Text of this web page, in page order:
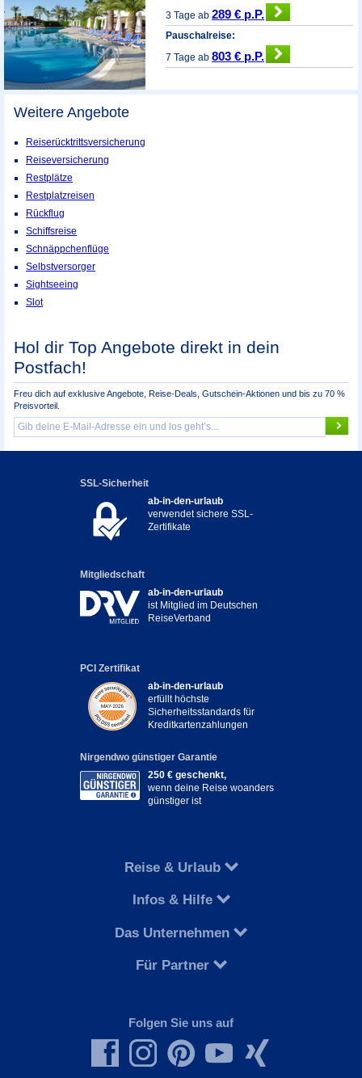
3 Tage ab289 € p.P.
Pauschalreise:
7 Tage ab803 € p.P.
Weitere Angebote
Reiserücktrittsversicherung
Reiseversicherung
Restplätze
Restplatzreisen
Rückflug
Schiffsreise
Schnäppchenflüge
Selbstversorger
Sightseeing
Slot
Hol dir Top Angebote direkt in dein
Postfach!
Freu dich auf exklusive Angebote, Reise-Deals, Gutschein-Aktionen und bis zu 70 %
Preisvorteil.
SSL-Sicherheit
ab-in-den-urlaub
verwendet sichere SSL-
Zertifikate
Mitgliedschaft
ab-in-den-urlaub
ist Mitglied im Deutschen
ReiseVerband
PCI Zertifikat
ab-in-den-urlaub
erfüllt höchste
Sicherheitsstandards für
Kreditkartenzahlungen
Nirgendwo günstiger Garantie
250 € geschenkt,
wenn deine Reise woanders
günstiger ist
Reise & Urlaub
Infos & Hilfe
Das Unternehmen
Für Partner
Folgen Sie uns auf